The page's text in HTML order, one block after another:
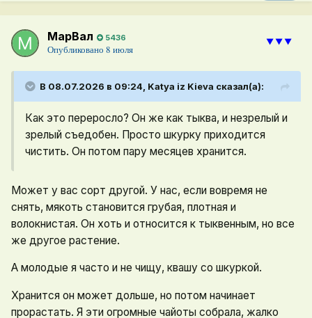
МарВал 5436
Опубликовано 8 июля
⯆⯆⯆
В 08.07.2026 в 09:24, Katya iz Kieva сказал(а):
Как это переросло? Он же как тыква, и незрелый и
зрелый съедобен. Просто шкурку приходится
чистить. Он потом пару месяцев хранится.
Может у вас сорт другой. У нас, если вовремя не
снять, мякоть становится грубая, плотная и
волокнистая. Он хоть и относится к тыквенным, но все
же другое растение.
А молодые я часто и не чищу, квашу со шкуркой.
Хранится он может дольше, но потом начинает
прорастать. Я эти огромные чайоты собрала, жалко